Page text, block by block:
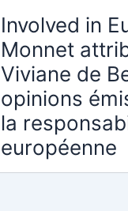
Involved in
Monnet
Viviane de
opinions
la
européenne